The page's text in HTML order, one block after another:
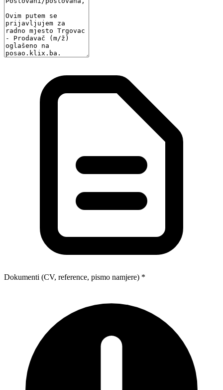
Dokumenti (CV, reference, pismo namjere) *